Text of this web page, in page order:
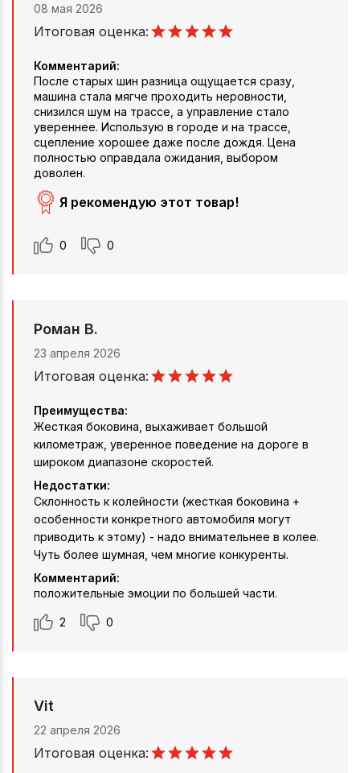
08 мая 2026
Итоговая оценка:
Комментарий:
После старых шин разница ощущается сразу,
машина стала мягче проходить неровности,
снизился шум на трассе, а управление стало
увереннее. Использую в городе и на трассе,
сцепление хорошее даже после дождя. Цена
полностью оправдала ожидания, выбором
доволен.
Я рекомендую этот товар!
0 0
Роман В.
23 апреля 2026
Итоговая оценка:
Преимущества:
Жесткая боковина, выхаживает большой
километраж, уверенное поведение на дороге в
широком диапазоне скоростей.
Недостатки:
Склонность к колейности (жесткая боковина +
особенности конкретного автомобиля могут
приводить к этому) - надо внимательнее в колее.
Чуть более шумная, чем многие конкуренты.
Комментарий:
положительные эмоции по большей части.
2 0
Vit
22 апреля 2026
Итоговая оценка: